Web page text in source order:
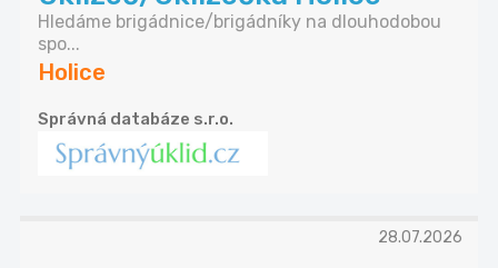
Hledáme brigádnice/brigádníky na dlouhodobou
spo...
Holice
Správná databáze s.r.o.
28.07.2026